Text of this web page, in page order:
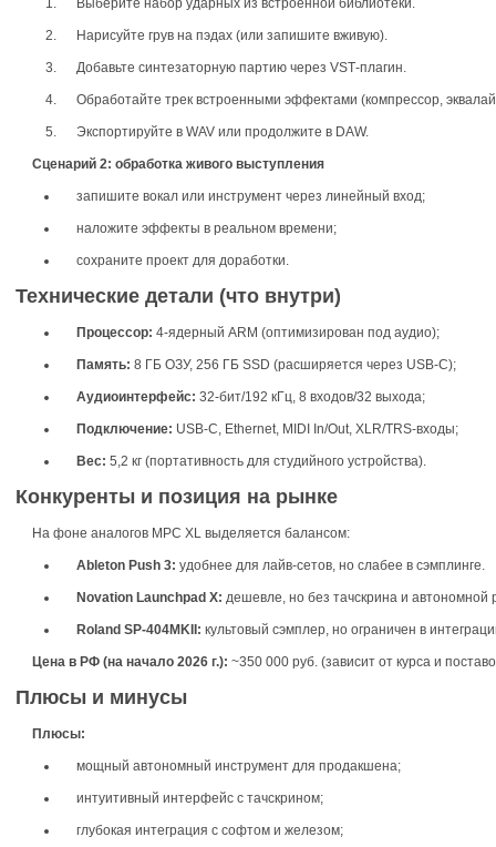
Выберите набор ударных из встроенной библиотеки.
Нарисуйте грув на пэдах (или запишите вживую).
Добавьте синтезаторную партию через VST‑плагин.
Обработайте трек встроенными эффектами (компрессор,
Экспортируйте в WAV или продолжите в DAW.
Сценарий 2: обработка живого выступления
запишите вокал или инструмент через линейный вход;
наложите эффекты в реальном времени;
сохраните проект для доработки.
Технические детали (что внутри)
Процессор: 4‑ядерный ARM (оптимизирован под аудио);
Память: 8 ГБ ОЗУ, 256 ГБ SSD (расширяется через USB‑C);
Аудиоинтерфейс: 32‑бит/192 кГц, 8 входов/32 выхода;
Подключение: USB‑C, Ethernet, MIDI In/Out, XLR/TRS‑входы;
Вес: 5,2 кг (портативность для студийного устройства).
Конкуренты и позиция на рынке
На фоне аналогов MPC XL выделяется балансом:
Ableton Push 3: удобнее для лайв‑сетов, но слабее в сэмплинге.
Novation Launchpad X: дешевле, но без тачскрина и автономной
Roland SP‑404MKII: культовый сэмплер, но ограничен в
Цена в РФ (на начало 2026 г.): ~350 000 руб. (зависит от курса и
Плюсы и минусы
Плюсы:
мощный автономный инструмент для продакшена;
интуитивный интерфейс с тачскрином;
глубокая интеграция с софтом и железом;